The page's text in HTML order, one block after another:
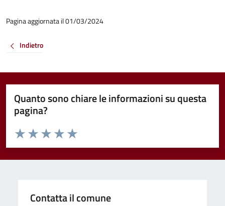
Pagina aggiornata il 01/03/2024
Indietro
Quanto sono chiare le informazioni su questa
pagina?
Valuta da 1 a 5 stelle la pagina
Valuta 5 stelle su 5
Valuta 4 stelle su 5
Valuta 3 stelle su 5
Valuta 2 stelle su 5
Valuta 1 stelle su 5
Contatta il comune